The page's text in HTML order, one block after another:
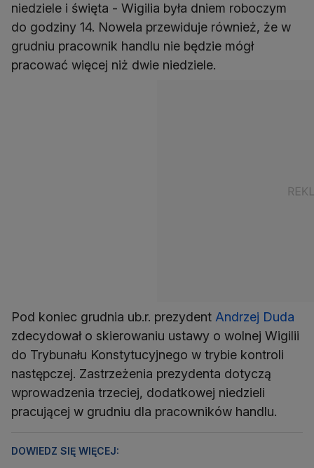
niedziele i święta - Wigilia była dniem roboczym
do godziny 14. Nowela przewiduje również, że w
grudniu pracownik handlu nie będzie mógł
pracować więcej niż dwie niedziele.
Pod koniec grudnia ub.r. prezydent Andrzej Duda
zdecydował o skierowaniu ustawy o wolnej Wigilii
do Trybunału Konstytucyjnego w trybie kontroli
następczej. Zastrzeżenia prezydenta dotyczą
wprowadzenia trzeciej, dodatkowej niedzieli
pracującej w grudniu dla pracowników handlu.
DOWIEDZ SIĘ WIĘCEJ: